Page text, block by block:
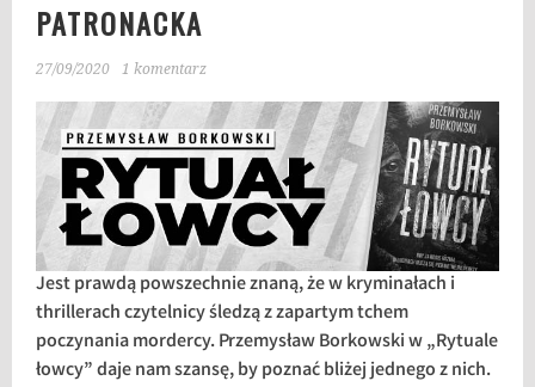
PATRONACKA
27/09/2020 1 komentarz
Jest prawdą powszechnie znaną, że w kryminałach i
thrillerach czytelnicy śledzą z zapartym tchem
poczynania mordercy. Przemysław Borkowski w „Rytuale
łowcy” daje nam szansę, by poznać bliżej jednego z nich.